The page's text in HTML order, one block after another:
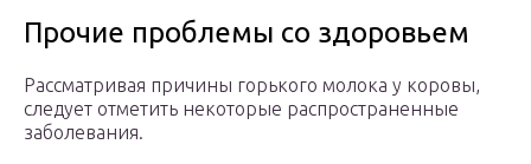
Прочие проблемы со здоровьем
Рассматривая причины горького молока у коровы,
следует отметить некоторые распространенные
заболевания.